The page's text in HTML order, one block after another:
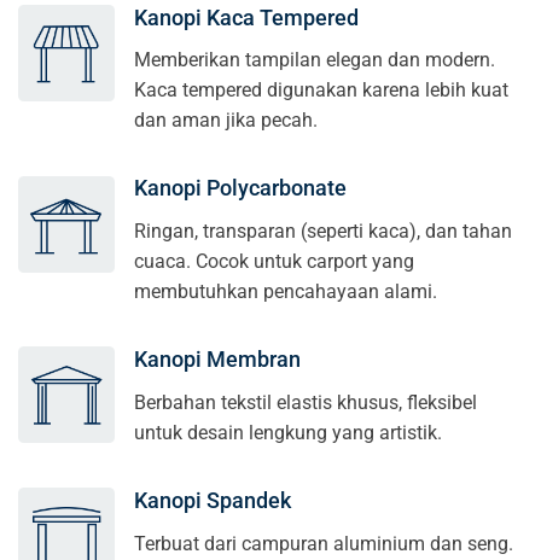
Kanopi Kaca Tempered
Memberikan tampilan elegan dan modern.
Kaca tempered digunakan karena lebih kuat
dan aman jika pecah.
Kanopi Polycarbonate
Ringan, transparan (seperti kaca), dan tahan
cuaca. Cocok untuk carport yang
membutuhkan pencahayaan alami.
Kanopi Membran
Berbahan tekstil elastis khusus, fleksibel
untuk desain lengkung yang artistik.
Kanopi Spandek
Terbuat dari campuran aluminium dan seng.